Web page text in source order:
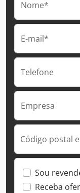
Nome*
E-mail*
Telefone
Empresa
Código postal
Sou
Receba